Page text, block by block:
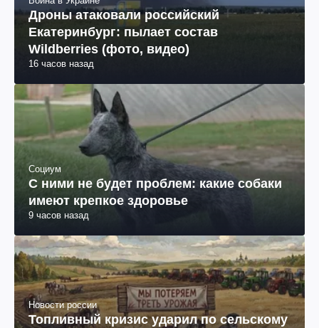
Дроны атаковали российский
Екатеринбург: пылает состав
Wildberries (фото, видео)
16 часов назад
Социум
С ними не будет проблем: какие собаки
имеют крепкое здоровье
9 часов назад
Новости россии
Топливный кризис ударил по сельскому